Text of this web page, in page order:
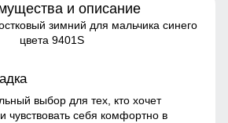
и описание
зимний для мальчика синего
цвета 9401S
выбор для тех, кто хочет
чувствовать себя комфортно в